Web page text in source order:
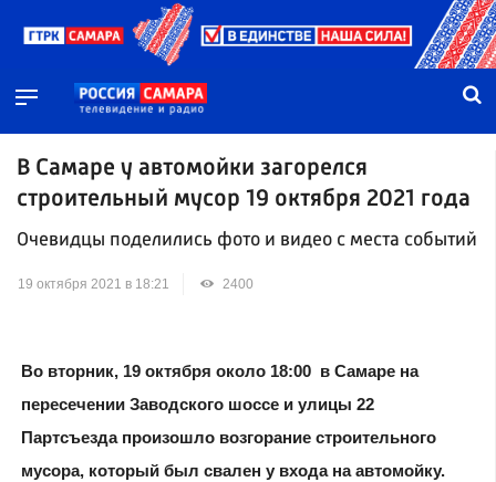
В Самаре у автомойки загорелся
строительный мусор 19 октября 2021 года
Очевидцы поделились фото и видео с места событий
19 октября 2021 в 18:21 2400
Во вторник, 19 октября около 18:00 в Самаре на
пересечении Заводского шоссе и улицы 22
Партсъезда произошло возгорание строительного
мусора, который был свален у входа на автомойку.